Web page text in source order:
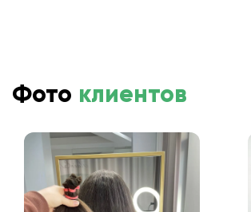
Фото клиентов